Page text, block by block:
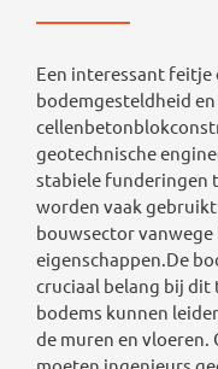
Een interessant
bodemgesteldheid
geotechnische
stabiele funderingen
worden vaak
bouwsector
eigenschappen.De
cruciaal belang bij
bodems kunnen
de muren en vloeren.